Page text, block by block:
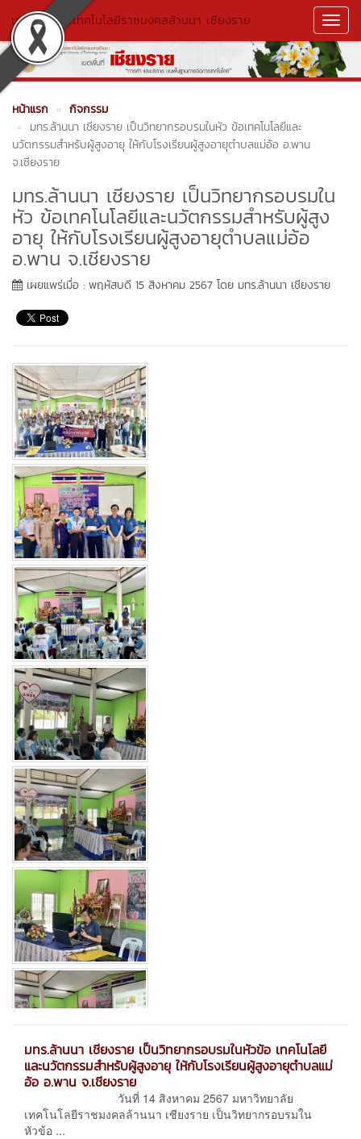
มหาวิทยาลัยเทคโนโลยีราชมงคลล้านนา เชียงราย
หน้าแรก
กิจกรรม
มทร.ล้านนา เชียงราย เป็นวิทยากรอบรมในหัว ข้อเทคโนโลยีและ
นวัตกรรมสำหรับผู้สูงอายุ ให้กับโรงเรียนผู้สูงอายุตำบลแม่อ้อ อ.พาน
จ.เชียงราย
มทร.ล้านนา เชียงราย เป็นวิทยากรอบรมใน
หัว ข้อเทคโนโลยีและนวัตกรรมสำหรับผู้สูง
อายุ ให้กับโรงเรียนผู้สูงอายุตำบลแม่อ้อ
อ.พาน จ.เชียงราย
เผยแพร่เมื่อ : พฤหัสบดี 15 สิงหาคม 2567 โดย มทร.ล้านนา เชียงราย
มทร.ล้านนา เชียงราย เป็นวิทยากรอบรมในหัวข้อ เทคโนโลยี
และนวัตกรรมสำหรับผู้สูงอายุ ให้กับโรงเรียนผู้สูงอายุตำบลแม่
อ้อ อ.พาน จ.เชียงราย
วันที่ 14 สิงหาคม 2567 มหาวิทยาลัย
เทคโนโลยีราชมงคลล้านนา เชียงราย เป็นวิทยากรอบรมใน
หัวข้อ ...